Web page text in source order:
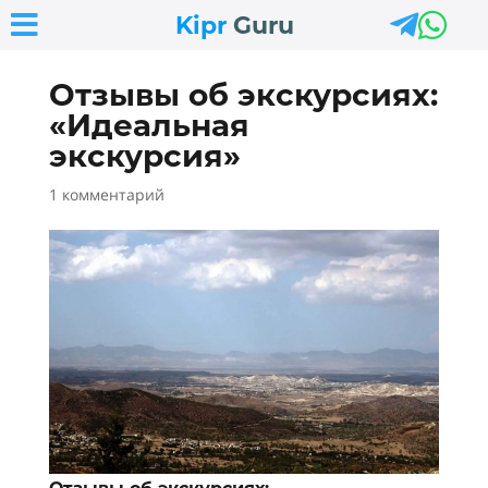
Kipr Guru
 
Отзывы об экскурсиях:
«Идеальная
экскурсия»
1 комментарий